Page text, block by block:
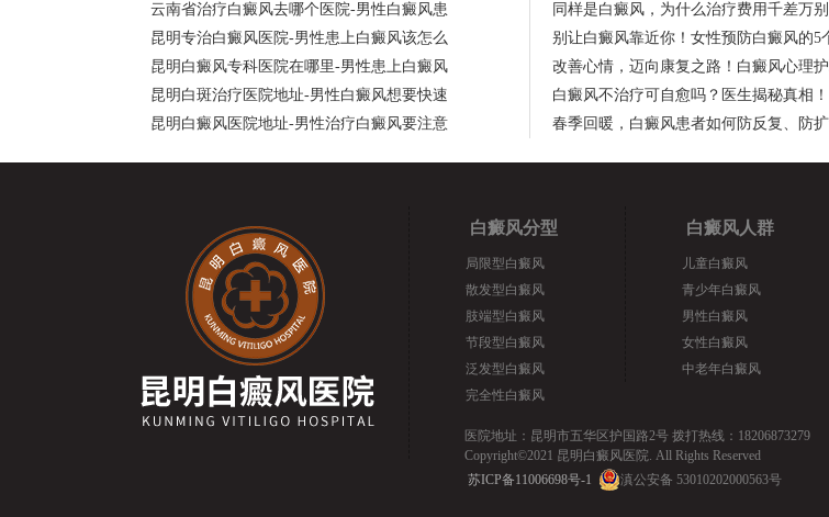
云南省治疗白癜风去哪个医院-男性白癜风患
昆明专治白癜风医院-男性患上白癜风该怎么
昆明白癜风专科医院在哪里-男性患上白癜风
昆明白斑治疗医院地址-男性白癜风想要快速
昆明白癜风医院地址-男性治疗白癜风要注意
同样是白癜风，为什么治疗费用千差万
别让白癜风靠近你！女性预防白癜风的5
改善心情，迈向康复之路！白癜风心理
白癜风不治疗可自愈吗？医生揭秘真相！
春季回暖，白癜风患者如何防反复、防
白癜风分型
局限型白癜风
散发型白癜风
肢端型白癜风
节段型白癜风
泛发型白癜风
完全性白癜风
白癜风人群
儿童白癜风
青少年白癜风
男性白癜风
女性白癜风
中老年白癜风
医院地址：昆明市五华区护国路2号 拨打热线：18206873279
Copyright©2021 昆明白癜风医院. All Rights Reserved
苏ICP备11006698号-1
滇公安备 53010202000563号